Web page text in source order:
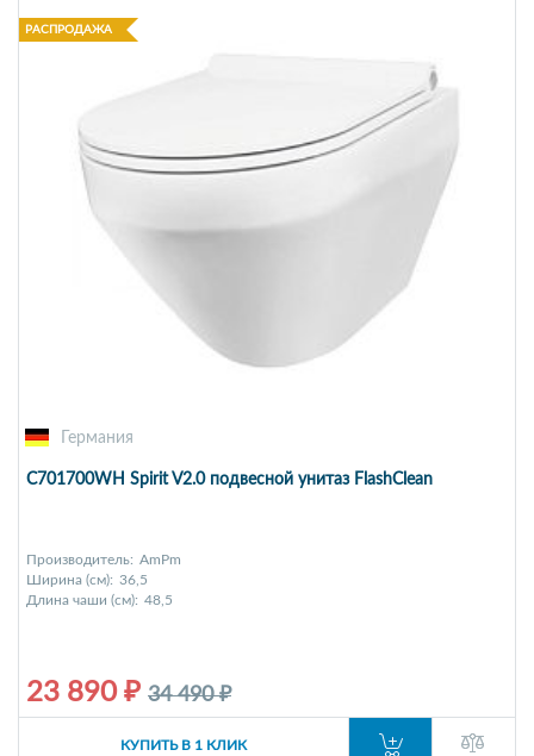
РАСПРОДАЖА
Германия
C701700WH Spirit V2.0 подвесной унитаз FlashClean
Производитель: AmPm
Ширина (см): 36,5
Длина чаши (см): 48,5
23 890 ₽ 34 490 ₽
КУПИТЬ В 1 КЛИК